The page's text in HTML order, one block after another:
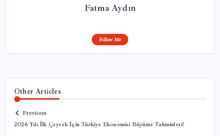
Fatma Aydın
Follow Me
Other Articles
Previous
2026 Yılı İlk Çeyrek İçin Türkiye Ekonomisi Büyüme Tahminleri!